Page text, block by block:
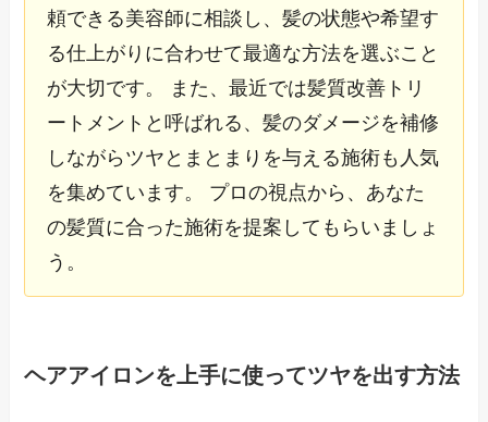
頼できる美容師に相談し、髪の状態や希望す
る仕上がりに合わせて最適な方法を選ぶこと
が大切です。 また、最近では髪質改善トリ
ートメントと呼ばれる、髪のダメージを補修
しながらツヤとまとまりを与える施術も人気
を集めています。 プロの視点から、あなた
の髪質に合った施術を提案してもらいましょ
う。
ヘアアイロンを上手に使ってツヤを出す方法